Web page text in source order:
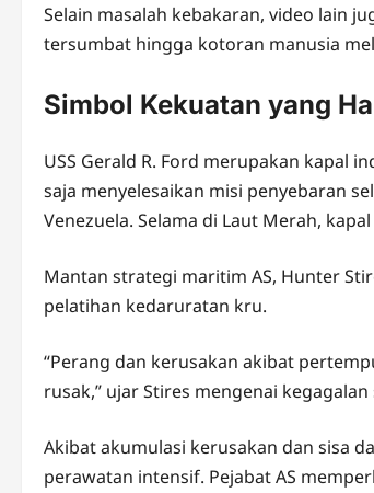
Selain masalah kebakaran, video lain
tersumbat hingga kotoran manusia
Simbol Kekuatan yang
USS Gerald R. Ford merupakan kapal
saja menyelesaikan misi penyebaran
Venezuela. Selama di Laut Merah,
Mantan strategi maritim AS, Hunter
pelatihan kedaruratan kru.
“Perang dan kerusakan akibat
rusak,” ujar Stires mengenai
Akibat akumulasi kerusakan dan sisa
perawatan intensif. Pejabat AS